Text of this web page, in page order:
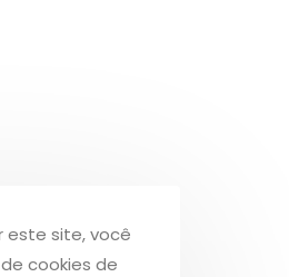
este site, você
cookies de